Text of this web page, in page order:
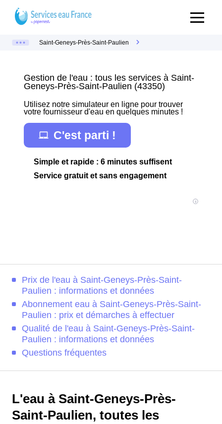
Saint-Geneys-Près-Saint-Paulien
Gestion de l'eau : tous les services à Saint-
Geneys-Près-Saint-Paulien (43350)
Utilisez notre simulateur en ligne pour trouver
votre fournisseur d'eau en quelques minutes !
C'est parti !
Simple et rapide : 6 minutes suffisent
Service gratuit et sans engagement
Prix de l'eau à Saint-Geneys-Près-Saint-
Paulien : informations et données
Abonnement eau à Saint-Geneys-Près-Saint-
Paulien : prix et démarches à effectuer
Qualité de l'eau à Saint-Geneys-Près-Saint-
Paulien : informations et données
Questions fréquentes
L'eau à Saint-Geneys-Près-
Saint-Paulien, toutes les